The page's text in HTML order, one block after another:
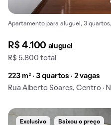
Apartamento para aluguel, 3
R$ 4.100 aluguel
R$ 5.800 total
223 m² · 3 quartos · 2 vagas
Rua Alberto Soares, Centro ·
Exclusivo Baixou o preço